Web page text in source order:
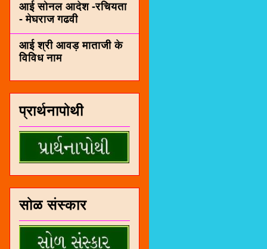
आई सोनल आदेश -रचियता
- मेघराज गढवी
आई श्री आवड़ माताजी के
विविध नाम
प्रार्थनापोथी
सोळ संस्कार